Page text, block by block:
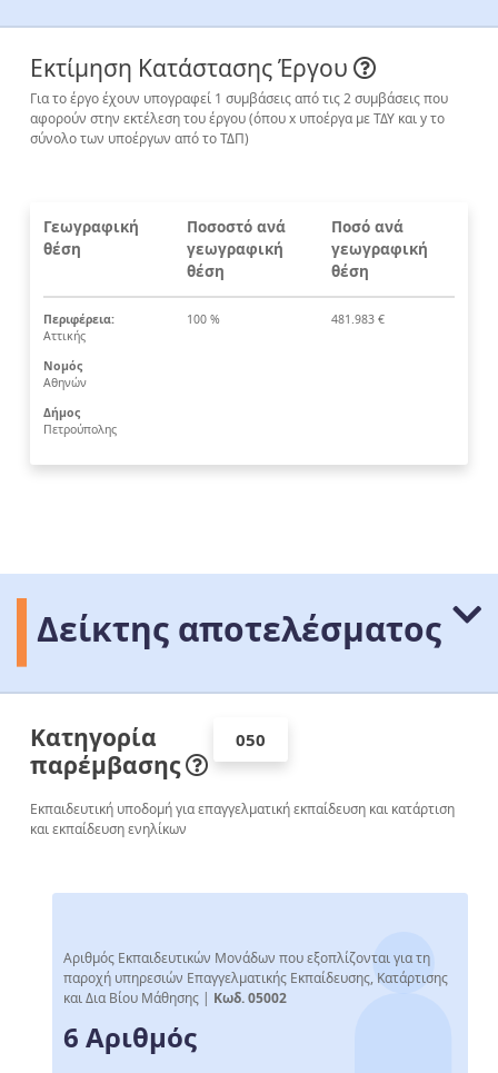
Εκτίμηση Κατάστασης Έργου
Για το έργο έχουν υπογραφεί 1 συμβάσεις από τις 2 συμβάσεις που
αφορούν στην εκτέλεση του έργου (όπου x υποέργα με ΤΔΥ και y το
σύνολο των υποέργων από το ΤΔΠ)
Γεωγραφική
θέση
Ποσοστό ανά
γεωγραφική
θέση
Ποσό ανά
γεωγραφική
θέση
Περιφέρεια:
Αττικής
Νομός
Αθηνών
Δήμος
Πετρούπολης
100 % 481.983 €
Δείκτης αποτελέσματος
Κατηγορία
παρέμβασης
050
Εκπαιδευτική υποδομή για επαγγελματική εκπαίδευση και κατάρτιση
και εκπαίδευση ενηλίκων
Αριθμός Εκπαιδευτικών Μονάδων που εξοπλίζονται για τη
παροχή υπηρεσιών Επαγγελματικής Εκπαίδευσης, Κατάρτισης
και Δια Βίου Μάθησης | Κωδ. 05002
6 Αριθμός